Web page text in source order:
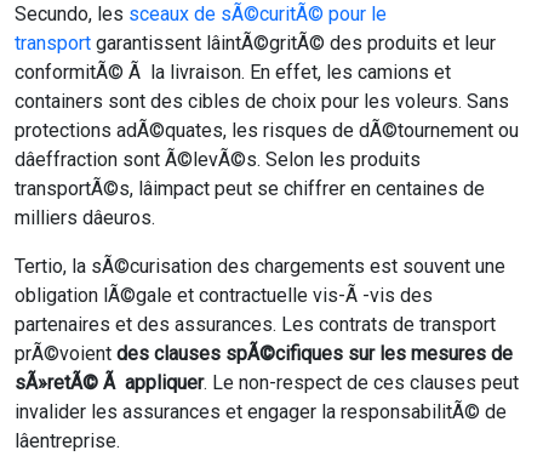
Secundo, les sceaux de sÃ©curitÃ© pour le
transport garantissent lâintÃ©gritÃ© des produits et leur
conformitÃ© Ã la livraison. En effet, les camions et
containers sont des cibles de choix pour les voleurs. Sans
protections adÃ©quates, les risques de dÃ©tournement ou
dâeffraction sont Ã©levÃ©s. Selon les produits
transportÃ©s, lâimpact peut se chiffrer en centaines de
milliers dâeuros.
Tertio, la sÃ©curisation des chargements est souvent une
obligation lÃ©gale et contractuelle vis-Ã -vis des
partenaires et des assurances. Les contrats de transport
prÃ©voient des clauses spÃ©cifiques sur les mesures de
sÃ»retÃ© Ã appliquer. Le non-respect de ces clauses peut
invalider les assurances et engager la responsabilitÃ© de
lâentreprise.